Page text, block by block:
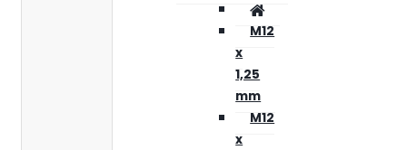
M12
x
1,25
mm
M12
x